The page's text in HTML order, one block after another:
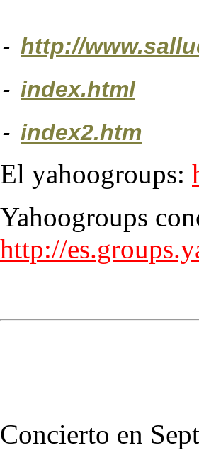
- http://
- index.html
- index2.htm
El yahoogroups:
Yahoogroups
http://
Concierto en